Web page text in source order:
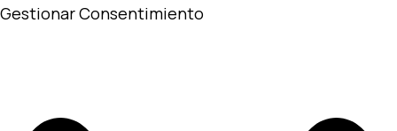
Gestionar Consentimiento